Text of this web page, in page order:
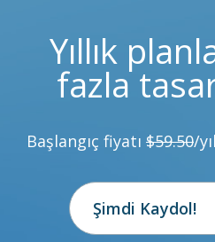
Yıllık
fazla
Başlangıç fiyatı $59.50/yıl
Şimdi Kaydol!